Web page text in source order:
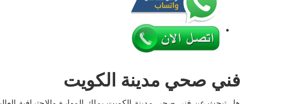
فني صحي مدينة الكويت